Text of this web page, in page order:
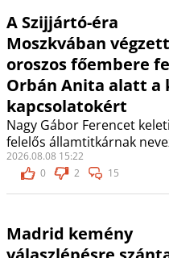
A Szijjártó-éra
Moszkvában végzett
oroszos főembere
Orbán Anita alatt a
kapcsolatokért
Nagy Gábor Ferencet
felelős államtitkárnak
2026.08.08 15:22
0
2 15
Madrid kemény